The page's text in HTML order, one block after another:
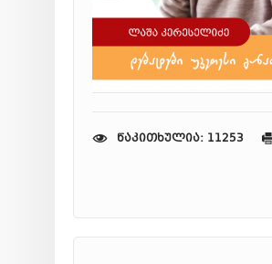
წაკითხულია: 11253